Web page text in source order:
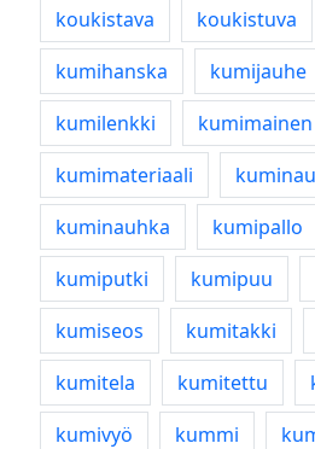
koukistava
koukistuva
kumihanska
kumijauhe
kumilenkki
kumimainen
kumimateriaali
kuminauhka
kumipallo
kumiputki
kumipuu
kumiseos
kumitakki
kumitela
kumitettu
kumivyö
kummi